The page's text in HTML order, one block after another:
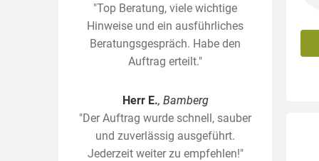
"Top Beratung, viele wichtige
Hinweise und ein ausführliches
Beratungsgespräch. Habe den
Auftrag erteilt."
Herr E., Bamberg
"Der Auftrag wurde schnell, sauber
und zuverlässig ausgeführt.
Jederzeit weiter zu empfehlen!"